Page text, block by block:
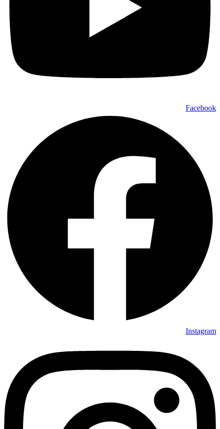
Facebook
Instagram